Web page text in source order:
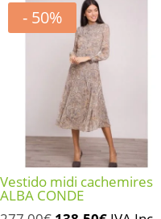
- 50%
Vestido midi cachemires
ALBA CONDE